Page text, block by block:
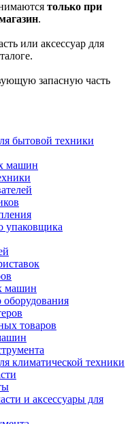
только при
.
или аксессуар для
запасную часть
бытовой техники
машин
упаковщика
машин
оборудования
товаров
климатической техники
и аксессуары для